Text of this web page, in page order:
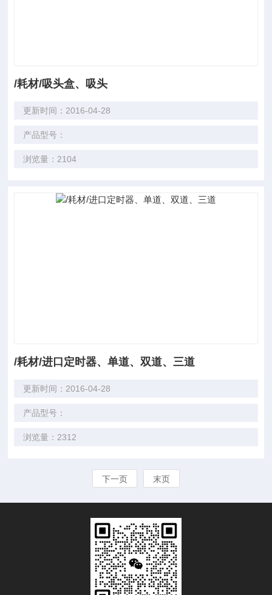
/耗材/吸头盒、吸头
更新时间：2016-04-28
产品型号：
浏览量：2104
/耗材/进口定时器、单道、双道、三道
更新时间：2016-04-28
产品型号：
浏览量：2312
下一页 末页